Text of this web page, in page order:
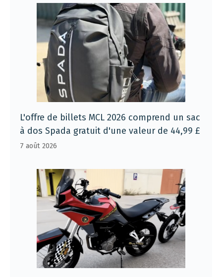
L'offre de billets MCL 2026 comprend un sac
à dos Spada gratuit d'une valeur de 44,99 £
7 août 2026